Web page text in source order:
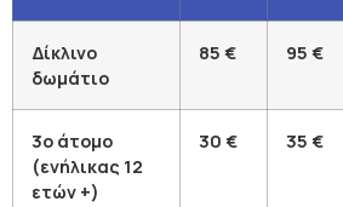
Δίκλινο
δωμάτιο
85 € 95 €
3ο άτομο
(ενήλικας 12
ετών +)
30 € 35 €